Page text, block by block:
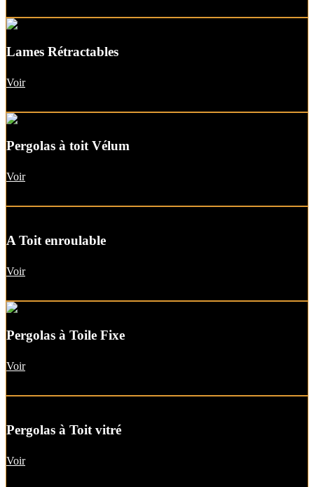
Lames Rétractables
Voir
Pergolas à toit Vélum
Voir
A Toit enroulable
Voir
Pergolas à Toile Fixe
Voir
Pergolas à Toit vitré
Voir